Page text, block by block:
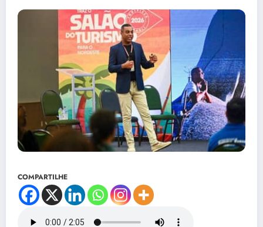
COMPARTILHE